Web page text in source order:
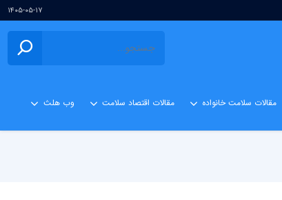
۱۴۰۵-۰۵-۱۷
مقالات سلامت خانواده مقالات اقتصاد سلامت وب هلث